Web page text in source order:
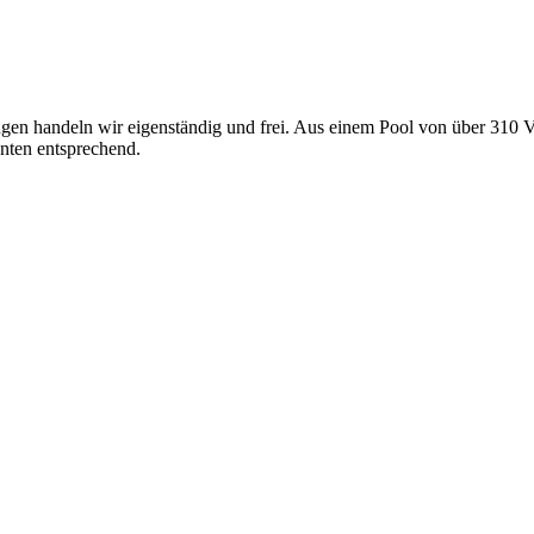
handeln wir eigenständig und frei. Aus einem Pool von über 310
entsprechend.